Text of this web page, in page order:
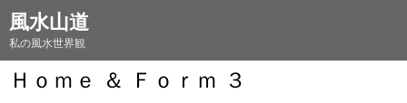
風水山道
私の風水世界観
Ｈｏｍｅ ＆ Ｆｏｒｍ ３